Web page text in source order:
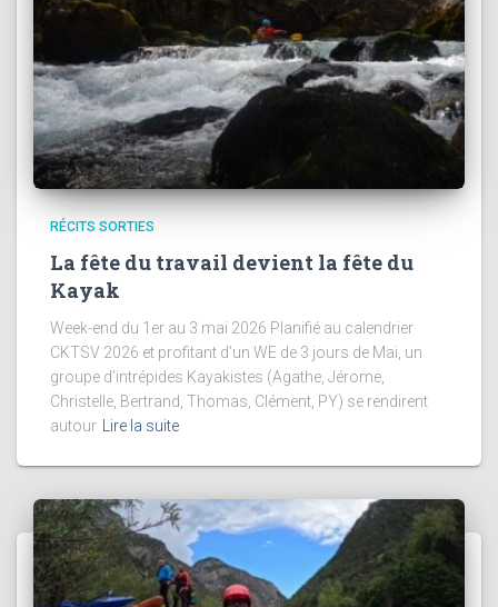
RÉCITS SORTIES
La fête du travail devient la fête du
Kayak
Week-end du 1er au 3 mai 2026 Planifié au calendrier
CKTSV 2026 et profitant d’un WE de 3 jours de Mai, un
groupe d’intrépides Kayakistes (Agathe, Jérome,
Christelle, Bertrand, Thomas, Clément, PY) se rendirent
autour Lire la suite